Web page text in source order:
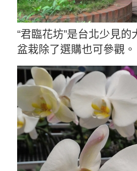
“君臨花坊”是台北少見
盆栽除了選購也可參觀。